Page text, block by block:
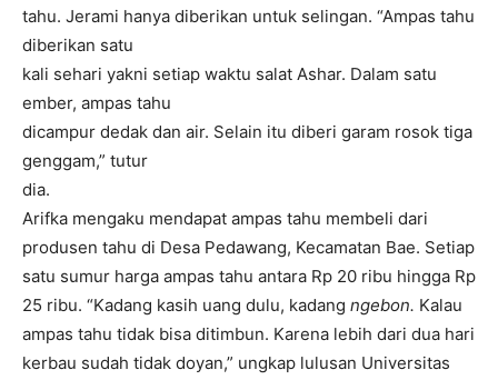
tahu. Jerami hanya diberikan untuk selingan. “Ampas tahu
diberikan satu
kali sehari yakni setiap waktu salat Ashar. Dalam satu
ember, ampas tahu
dicampur dedak dan air. Selain itu diberi garam rosok tiga
genggam,” tutur
dia.
Arifka mengaku mendapat ampas tahu membeli dari
produsen tahu di Desa Pedawang, Kecamatan Bae. Setiap
satu sumur harga ampas tahu antara Rp 20 ribu hingga Rp
25 ribu. “Kadang kasih uang dulu, kadang ngebon. Kalau
ampas tahu tidak bisa ditimbun. Karena lebih dari dua hari
kerbau sudah tidak doyan,” ungkap lulusan Universitas